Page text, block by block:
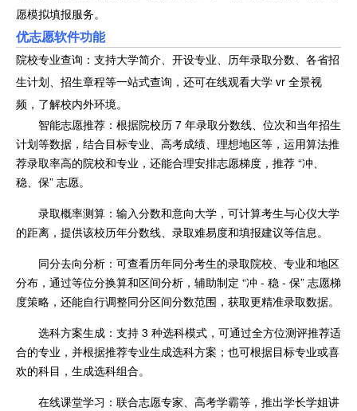
愿模拟填报服务。
优志愿软件功能
院校专业查询：支持大学简介、开设专业、历年录取分数、各省招
生计划、招生章程等一站式查询，还可在线观看大学 vr 全景视
频，了解校内外环境。
智能志愿推荐：根据院校历 7 年录取分数线、位次和当年招生
计划等数据，结合目标专业、高考成绩、理想地区等，运用算法推
荐录取率高的院校和专业，还能合理安排志愿梯度，推荐 “冲、
稳、保” 志愿。
录取概率测算：输入分数和意向大学，可计算考生与心仪大学
的距离，提供该校历年分数线、录取难易度和填报建议等信息。
同分去向分析：可查看历年同分考生的录取院校、专业和地区
分布，通过等位分换算和区间分析，辅助制定 “冲 - 稳 - 保” 志愿梯
度策略，还能自行调整同分区间分数范围，获取更精准录取数据。
选科方案生成：支持 3 种选科模式，可通过全方位测评推荐适
合的专业，并根据推荐专业生成选科方案；也可根据目标专业或喜
欢的科目，生成选科组合。
在线课堂学习：联合志愿专家、高考学霸等，推出学长学姐讲